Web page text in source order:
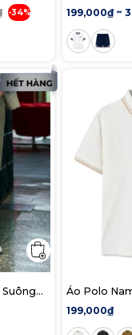
-34%
PanelPlay
199,000₫ ~
Suông
Áo Polo
Viền Trim
199,000₫